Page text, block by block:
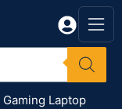
Gaming Laptop